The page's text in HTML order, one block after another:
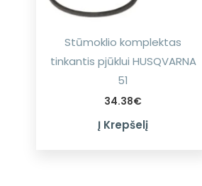
Stūmoklio komplektas
tinkantis pjūklui HUSQVARNA
51
34.38€
Į Krepšelį